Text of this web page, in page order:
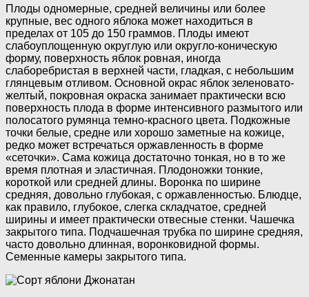
Плоды одномерные, средней величины или более
крупные, вес одного яблока может находиться в
пределах от 105 до 150 граммов. Плоды имеют
слабоуплощенную округлую или округло-коническую
форму, поверхность яблок ровная, иногда
слаборебристая в верхней части, гладкая, с небольшим
глянцевым отливом. Основной окрас яблок зеленовато-
желтый, покровная окраска занимает практически всю
поверхность плода в форме интенсивного размытого или
полосатого румянца темно-красного цвета. Подкожные
точки белые, средне или хорошо заметные на кожице,
редко может встречаться оржавленность в форме
«сеточки». Сама кожица достаточно тонкая, но в то же
время плотная и эластичная. Плодоножки тонкие,
короткой или средней длины. Воронка по ширине
средняя, довольно глубокая, с оржавленностью. Блюдце,
как правило, глубокое, слегка складчатое, средней
ширины и имеет практически отвесные стенки. Чашечка
закрытого типа. Подчашечная трубка по ширине средняя,
часто довольно длинная, воронковидной формы.
Семенные камеры закрытого типа.